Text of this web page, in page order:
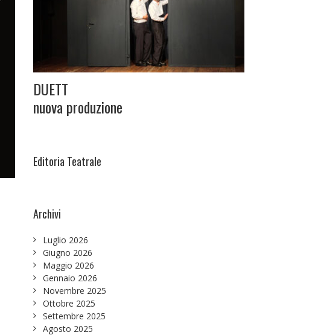
DUETT
nuova produzione
Editoria Teatrale
Archivi
Luglio 2026
Giugno 2026
Maggio 2026
Gennaio 2026
Novembre 2025
Ottobre 2025
Settembre 2025
Agosto 2025